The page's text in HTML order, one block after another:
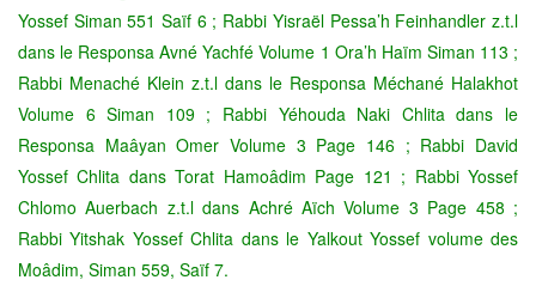
Yossef Siman 551 Saïf 6 ; Rabbi Yisraël Pessa’h Feinhandler z.t.l
dans le Responsa Avné Yachfé Volume 1 Ora’h Haïm Siman 113 ;
Rabbi Menaché Klein z.t.l dans le Responsa Méchané Halakhot
Volume 6 Siman 109 ; Rabbi Yéhouda Naki Chlita dans le
Responsa Maâyan Omer Volume 3 Page 146 ; Rabbi David
Yossef Chlita dans Torat Hamoâdim Page 121 ; Rabbi Yossef
Chlomo Auerbach z.t.l dans Achré Aïch Volume 3 Page 458 ;
Rabbi Yitshak Yossef Chlita dans le Yalkout Yossef volume des
Moâdim, Siman 559, Saïf 7.